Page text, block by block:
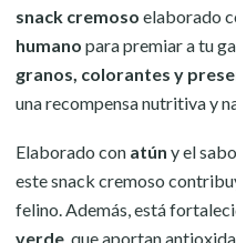
snack cremoso elaborado
humano para premiar a tu
granos, colorantes y
una recompensa nutritiva y
Elaborado con atún y el
este snack cremoso
felino. Además, está
verde, que aportan